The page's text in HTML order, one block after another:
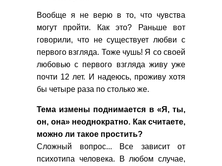
Вообще я не верю в то, что чувства
могут пройти. Как это? Раньше вот
говорили, что не существует любви с
первого взгляда. Тоже чушь! Я со своей
любовью с первого взгляда живу уже
почти 12 лет. И надеюсь, проживу хотя
бы четыре раза по столько же.
Тема измены поднимается в «Я, ты,
он, она» неоднократно. Как считаете,
можно ли такое простить?
Сложный вопрос... Все зависит от
психотипа человека. В любом случае,